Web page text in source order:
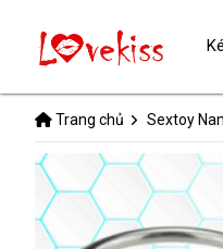
Trang chủ Sextoy